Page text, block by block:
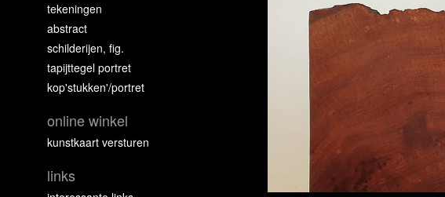
tekeningen
abstract
schilderijen, fig.
tapijttegel portret
kop'stukken'/portret
online winkel
kunstkaart versturen
links